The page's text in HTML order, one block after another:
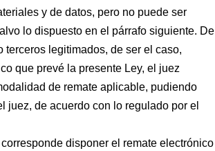
y de datos, pero no puede ser
lo dispuesto en el párrafo siguiente. De
legitimados, de ser el caso,
que prevé la presente Ley, el juez
de remate aplicable, pudiendo
juez, de acuerdo con lo regulado por el
disponer el remate electrónico